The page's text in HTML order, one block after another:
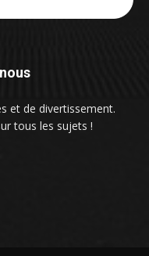
et de divertissement.
tous les sujets !